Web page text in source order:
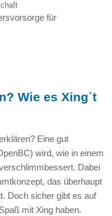
für
Wie es Xing´t
Eine gut
wird, wie in einem
Dabei
das überhaupt
Doch sicher gibt es auf
mit Xing haben.